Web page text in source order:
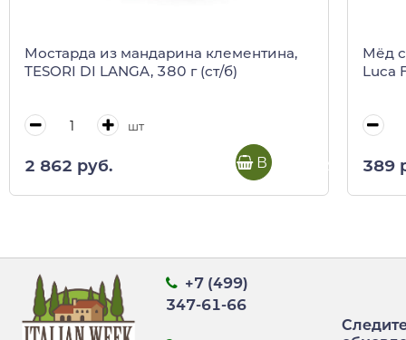
Мостарда из мандарина клементина,
TESORI DI LANGA, 380 г (ст/б)
шт
2 862 руб. В корзину
Мёд с
Luca
389
+7 (499)
347-61-66